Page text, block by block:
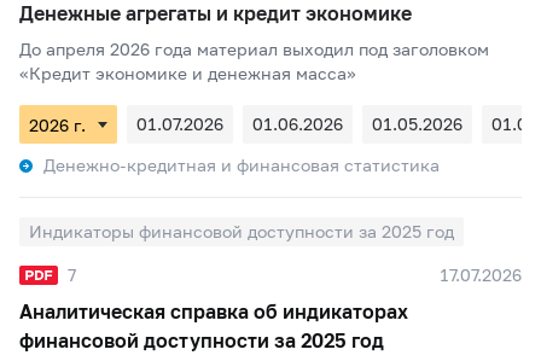
Денежные агрегаты и кредит экономике
До апреля 2026 года материал выходил под заголовком
«Кредит экономике и денежная масса»
01.07.2026 01.06.2026 01.05.2026
Денежно-кредитная и финансовая статистика
Индикаторы финансовой доступности за 2025 год
7 17.07.2026
Аналитическая справка об индикаторах
финансовой доступности за 2025 год